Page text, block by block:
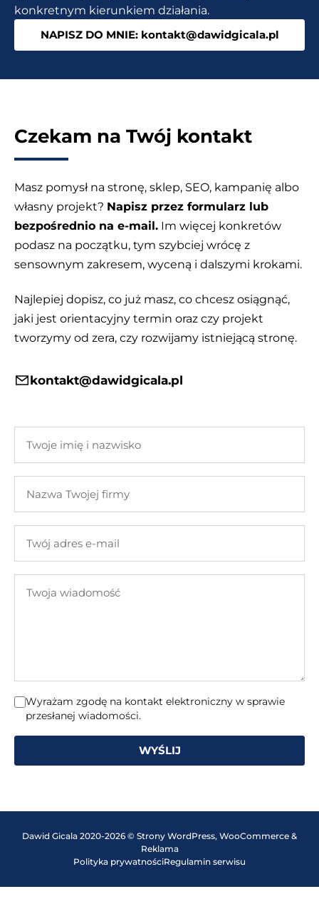
konkretnym kierunkiem działania.
NAPISZ DO MNIE: kontakt@dawidgicala.pl
Czekam na Twój kontakt
Masz pomysł na stronę, sklep, SEO, kampanię albo
własny projekt? Napisz przez formularz lub
bezpośrednio na e-mail. Im więcej konkretów
podasz na początku, tym szybciej wrócę z
sensownym zakresem, wyceną i dalszymi krokami.
Najlepiej dopisz, co już masz, co chcesz osiągnąć,
jaki jest orientacyjny termin oraz czy projekt
tworzymy od zera, czy rozwijamy istniejącą stronę.
kontakt@dawidgicala.pl
imię
nazwisko
Twojej
adres
mail
wiadomość
Wyrażam zgodę na kontakt elektroniczny w sprawie
przesłanej wiadomości.
WYŚLIJ
Dawid Gicala 2020-2026 © Strony WordPress, WooCommerce &
Reklama
Polityka prywatnościRegulamin serwisu